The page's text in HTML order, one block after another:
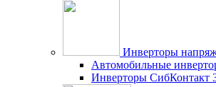
Инверторы
Автомобильные
Инверторы СибКонтакт